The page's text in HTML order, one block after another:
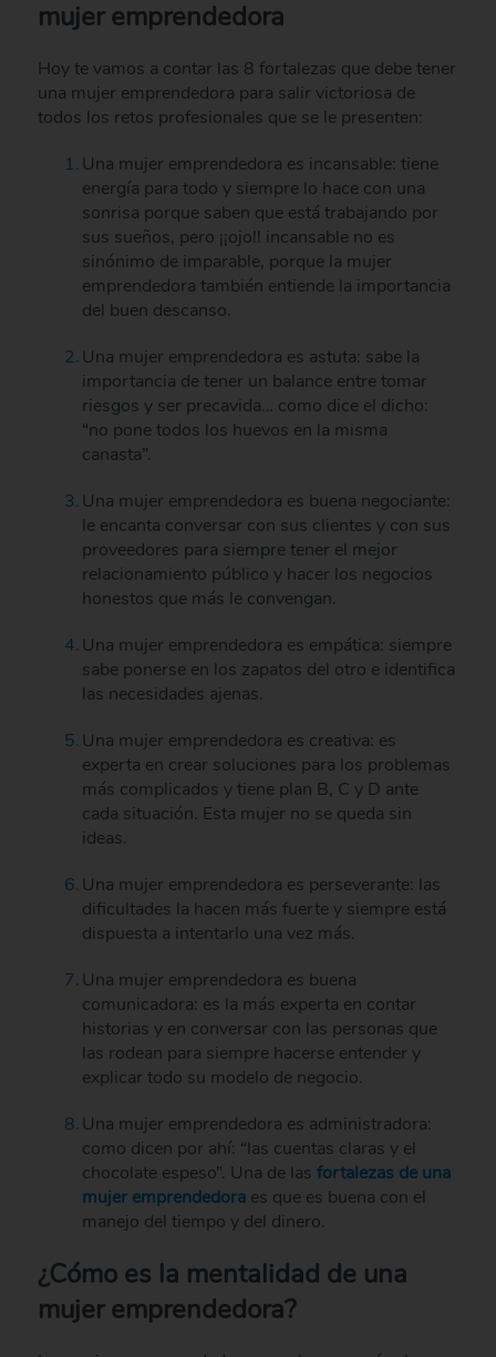
mujer emprendedora
Hoy te vamos a contar las 8 fortalezas que debe tener
una mujer emprendedora para salir victoriosa de
todos los retos profesionales que se le presenten:
Una mujer emprendedora es incansable: tiene
energía para todo y siempre lo hace con una
sonrisa porque saben que está trabajando por
sus sueños, pero ¡¡ojo!! incansable no es
sinónimo de imparable, porque la mujer
emprendedora también entiende la importancia
del buen descanso.
Una mujer emprendedora es astuta: sabe la
importancia de tener un balance entre tomar
riesgos y ser precavida… como dice el dicho:
“no pone todos los huevos en la misma
canasta”.
Una mujer emprendedora es buena negociante:
le encanta conversar con sus clientes y con sus
proveedores para siempre tener el mejor
relacionamiento público y hacer los negocios
honestos que más le convengan.
Una mujer emprendedora es empática: siempre
sabe ponerse en los zapatos del otro e identifica
las necesidades ajenas.
Una mujer emprendedora es creativa: es
experta en crear soluciones para los problemas
más complicados y tiene plan B, C y D ante
cada situación. Esta mujer no se queda sin
ideas.
Una mujer emprendedora es perseverante: las
dificultades la hacen más fuerte y siempre está
dispuesta a intentarlo una vez más.
Una mujer emprendedora es buena
comunicadora: es la más experta en contar
historias y en conversar con las personas que
las rodean para siempre hacerse entender y
explicar todo su modelo de negocio.
Una mujer emprendedora es administradora:
como dicen por ahí: “las cuentas claras y el
chocolate espeso”. Una de las fortalezas de una
mujer emprendedoraes que es buena con el
manejo del tiempo y del dinero.
¿Cómo es la mentalidad de una
mujer emprendedora?